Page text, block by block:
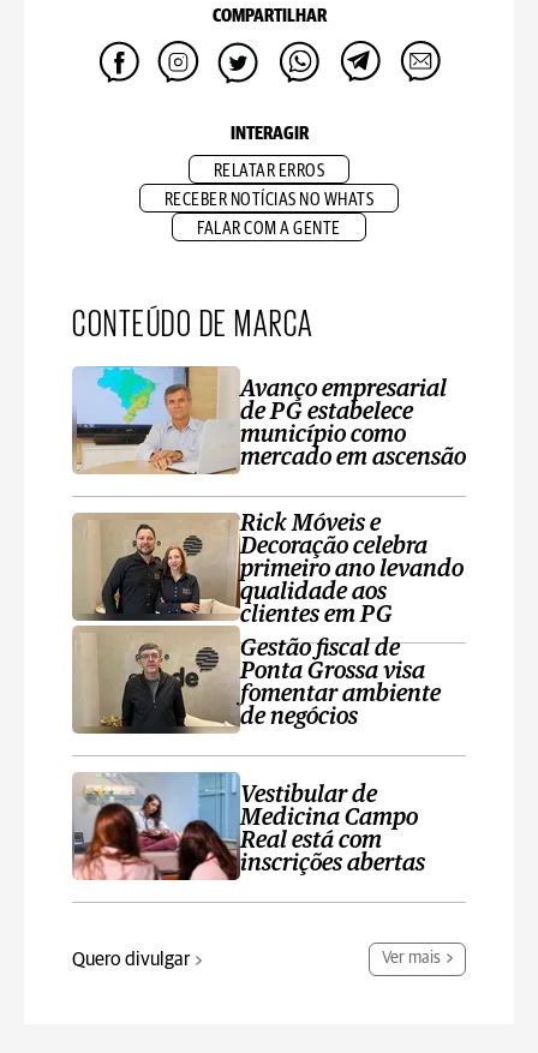
COMPARTILHAR
INTERAGIR
RELATAR ERROS
RECEBER NOTÍCIAS NO WHATS
FALAR COM A GENTE
CONTEÚDO DE MARCA
Avanço empresarial
de PG estabelece
município como
mercado em ascensão
Rick Móveis e
Decoração celebra
primeiro ano levando
qualidade aos
clientes em PG
Gestão fiscal de
Ponta Grossa visa
fomentar ambiente
de negócios
Vestibular de
Medicina Campo
Real está com
inscrições abertas
Quero divulgar Ver mais